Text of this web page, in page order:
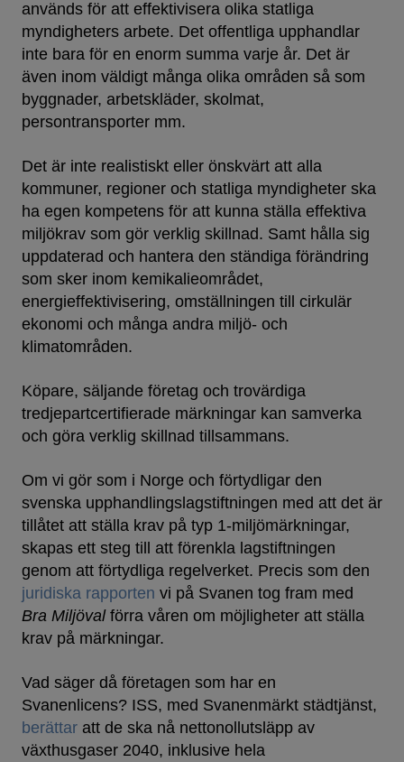
används för att effektivisera olika statliga
myndigheters arbete. Det offentliga upphandlar
inte bara för en enorm summa varje år. Det är
även inom väldigt många olika områden så som
byggnader, arbetskläder, skolmat,
persontransporter mm.
Det är inte realistiskt eller önskvärt att alla
kommuner, regioner och statliga myndigheter ska
ha egen kompetens för att kunna ställa effektiva
miljökrav som gör verklig skillnad. Samt hålla sig
uppdaterad och hantera den ständiga förändring
som sker inom kemikalieområdet,
energieffektivisering, omställningen till cirkulär
ekonomi och många andra miljö- och
klimatområden.
Köpare, säljande företag och trovärdiga
tredjepartcertifierade märkningar kan samverka
och göra verklig skillnad tillsammans.
Om vi gör som i Norge och förtydligar den
svenska upphandlingslagstiftningen med att det är
tillåtet att ställa krav på typ 1-miljömärkningar,
skapas ett steg till att förenkla lagstiftningen
genom att förtydliga regelverket. Precis som den
juridiska rapporten vi på Svanen tog fram med
Bra Miljövalförra våren om möjligheter att ställa
krav på märkningar.
Vad säger då företagen som har en
Svanenlicens? ISS, med Svanenmärkt städtjänst,
berättar att de ska nå nettonollutsläpp av
växthusgaser 2040, inklusive hela